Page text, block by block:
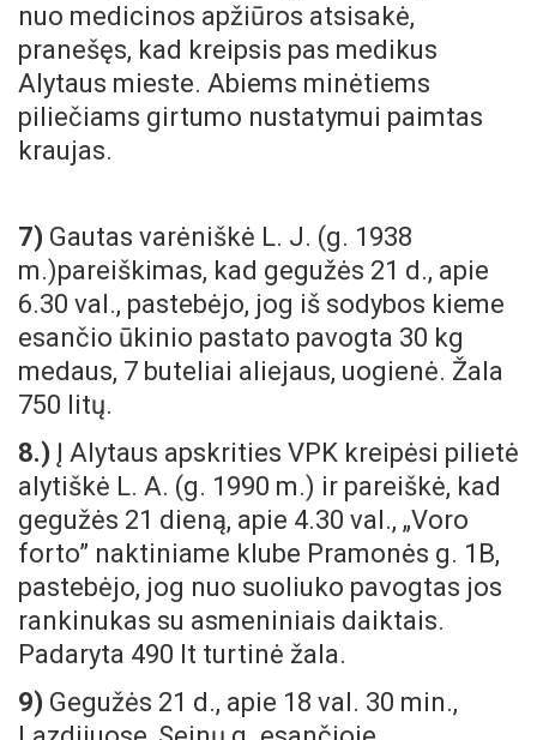
nuo medicinos apžiūros atsisakė,
pranešęs, kad kreipsis pas medikus
Alytaus mieste. Abiems minėtiems
piliečiams girtumo nustatymui paimtas
kraujas.
7) Gautas varėniškė L. J. (g. 1938
m.)pareiškimas, kad gegužės 21 d., apie
6.30 val., pastebėjo, jog iš sodybos kieme
esančio ūkinio pastato pavogta 30 kg
medaus, 7 buteliai aliejaus, uogienė. Žala
750 litų.
8.) Į Alytaus apskrities VPK kreipėsi pilietė
alytiškė L. A. (g. 1990 m.) ir pareiškė, kad
gegužės 21 dieną, apie 4.30 val., „Voro
forto” naktiniame klube Pramonės g. 1B,
pastebėjo, jog nuo suoliuko pavogtas jos
rankinukas su asmeniniais daiktais.
Padaryta 490 lt turtinė žala.
9) Gegužės 21 d., apie 18 val. 30 min.,